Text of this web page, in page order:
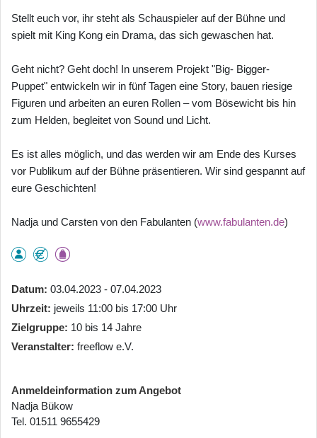
Stellt euch vor, ihr steht als Schauspieler auf der Bühne und
spielt mit King Kong ein Drama, das sich gewaschen hat.
Geht nicht? Geht doch! In unserem Projekt "Big- Bigger-
Puppet" entwickeln wir in fünf Tagen eine Story, bauen riesige
Figuren und arbeiten an euren Rollen – vom Bösewicht bis hin
zum Helden, begleitet von Sound und Licht.
Es ist alles möglich, und das werden wir am Ende des Kurses
vor Publikum auf der Bühne präsentieren. Wir sind gespannt auf
eure Geschichten!
Nadja und Carsten von den Fabulanten (www.fabulanten.de)
Datum 03.04.2023 - 07.04.2023
Uhrzeit jeweils 11:00 bis 17:00 Uhr
Zielgruppe 10 bis 14 Jahre
Veranstalter freeflow e.V.
Anmeldeinformation zum Angebot
Nadja Bükow
Tel. 01511 9655429